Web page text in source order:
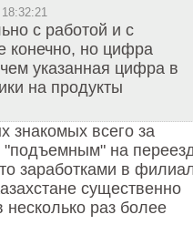
с работой и с
конечно, но цифра
указанная цифра в
на продукты
знакомых всего за
"подъемным" на
заработками в
существенно
несколько раз более